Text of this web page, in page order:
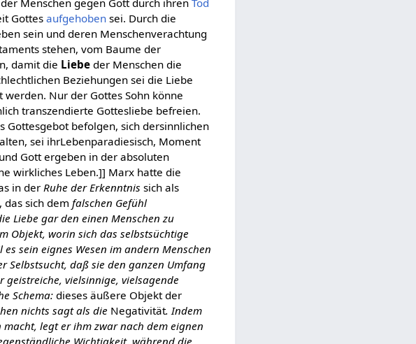
der Menschen gegen Gott durch ihrenTod
Gottesaufgehoben sei. Durch die
sein und deren Menschenverachtung
stehen, vom Baume der
damit die Liebe der Menschen die
Beziehungen sei die Liebe
Nur der Gottes Sohn könne
transzendierte Gottesliebe befreien.
Gottesgebot befolgen, sich dersinnlichen
sei ihrLebenparadiesisch, Moment
Gott ergeben in der absoluten
wirkliches Leben.]] Marx hatte die
in derRuhe der Erkenntnis sich als
das sich demfalschen Gefühl
Liebe gar den einen Menschen zu
Objekt, worin sich das selbstsüchtige
sein eignes Wesen im andern Menschen
Selbstsucht, daß sie den ganzen Umfang
geistreiche, vielsinnige, vielsagende
Schema:dieses äußere Objekt der
nichts sagt als die Negativität. Indem
legt er ihm zwar nach dem eignen